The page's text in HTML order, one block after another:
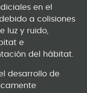
en el
a colisiones
luz y ruido,
e
del hábitat.
desarrollo de